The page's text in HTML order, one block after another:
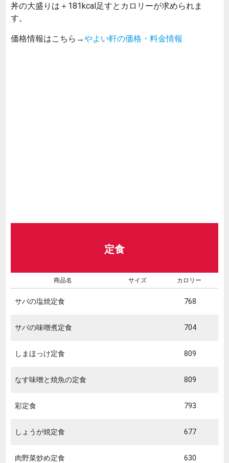
丼の大盛りは＋181kcal足すとカロリーが求められま
す。
価格情報はこちら→やよい軒の価格・料金情報
定食
商品名 サイズ カロリー
サバの塩焼定食 768
サバの味噌煮定食 704
しまほっけ定食 809
なす味噌と焼魚の定食 809
彩定食 793
しょうが焼定食 677
肉野菜炒め定食 630